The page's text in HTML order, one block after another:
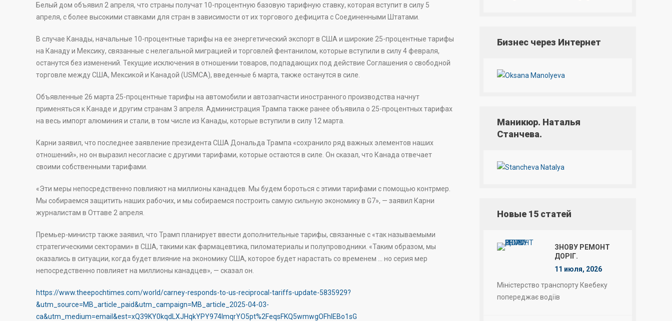
Белый дом объявил 2 апреля, что страны получат 10-процентную базовую тарифную ставку, которая вступит в силу 5
апреля, с более высокими ставками для стран в зависимости от их торгового дефицита с Соединенными Штатами.
В случае Канады, начальные 10-процентные тарифы на ее энергетический экспорт в США и широкие 25-процентные тарифы
на Канаду и Мексику, связанные с нелегальной миграцией и торговлей фентанилом, которые вступили в силу 4 февраля,
останутся без изменений. Текущие исключения в отношении товаров, подпадающих под действие Соглашения о свободной
торговле между США, Мексикой и Канадой (USMCA), введенные 6 марта, также останутся в силе.
Объявленные 26 марта 25-процентные тарифы на автомобили и автозапчасти иностранного производства начнут
применяться к Канаде и другим странам 3 апреля. Администрация Трампа также ранее объявила о 25-процентных тарифах
на весь импорт алюминия и стали, в том числе из Канады, которые вступили в силу 12 марта.
Карни заявил, что последнее заявление президента США Дональда Трампа «сохранило ряд важных элементов наших
отношений», но он выразил несогласие с другими тарифами, которые остаются в силе. Он сказал, что Канада отвечает
своими собственными тарифами.
«Эти меры непосредственно повлияют на миллионы канадцев. Мы будем бороться с этими тарифами с помощью контрмер.
Мы собираемся защитить наших рабочих, и мы собираемся построить самую сильную экономику в G7», — заявил Карни
журналистам в Оттаве 2 апреля.
Премьер-министр также заявил, что Трамп планирует ввести дополнительные тарифы, связанные с «так называемыми
стратегическими секторами» в США, такими как фармацевтика, пиломатериалы и полупроводники. «Таким образом, мы
оказались в ситуации, когда будет влияние на экономику США, которое будет нарастать со временем … но серия мер
непосредственно повлияет на миллионы канадцев», — сказал он.
https://www.theepochtimes.com/world/carney-responds-to-us-reciprocal-tariffs-update-5835929?
&utm_source=MB_article_paid&utm_campaign=MB_article_2025-04-03-
ca&utm_medium=email&est=xQ39KY0kqdLXJHqkYPY974ImqrYO5pt%2FeqsFKQ5wmwgOFhIEBo1sG
Бизнес через Интернет
Маникюр. Наталья
Станчева.
Новые 15 статей
ЗНОВУ РЕМОНТ
ДОРІГ.
11 июля, 2026
Міністерство транспорту Квебеку
попереджає водіїв